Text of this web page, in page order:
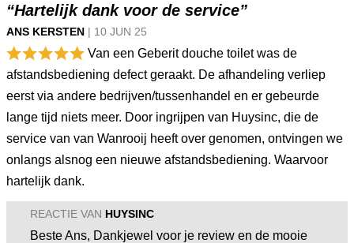
“Hartelijk dank voor de service”
ANS KERSTEN | 10 JUN 25
Van een Geberit douche toilet was de
afstandsbediening defect geraakt. De afhandeling verliep
eerst via andere bedrijven/tussenhandel en er gebeurde
lange tijd niets meer. Door ingrijpen van Huysinc, die de
service van van Wanrooij heeft over genomen, ontvingen we
onlangs alsnog een nieuwe afstandsbediening. Waarvoor
hartelijk dank.
REACTIE VAN HUYSINC
Beste Ans, Dankjewel voor je review en de mooie